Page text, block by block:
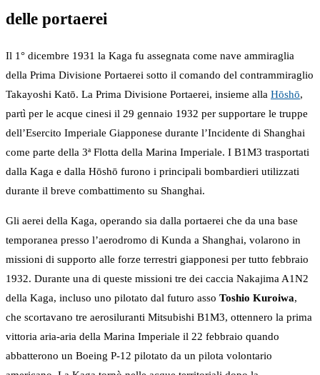
delle portaerei
Il 1° dicembre 1931 la Kaga fu assegnata come nave ammiraglia
della Prima Divisione Portaerei sotto il comando del contrammiraglio
Takayoshi Katō. La Prima Divisione Portaerei, insieme alla Hōshō,
partì per le acque cinesi il 29 gennaio 1932 per supportare le truppe
dell’Esercito Imperiale Giapponese durante l’Incidente di Shanghai
come parte della 3ª Flotta della Marina Imperiale. I B1M3 trasportati
dalla Kaga e dalla Hōshō furono i principali bombardieri utilizzati
durante il breve combattimento su Shanghai.
Gli aerei della Kaga, operando sia dalla portaerei che da una base
temporanea presso l’aerodromo di Kunda a Shanghai, volarono in
missioni di supporto alle forze terrestri giapponesi per tutto febbraio
1932. Durante una di queste missioni tre dei caccia Nakajima A1N2
della Kaga, incluso uno pilotato dal futuro asso Toshio Kuroiwa,
che scortavano tre aerosiluranti Mitsubishi B1M3, ottennero la prima
vittoria aria-aria della Marina Imperiale il 22 febbraio quando
abbatterono un Boeing P-12 pilotato da un pilota volontario